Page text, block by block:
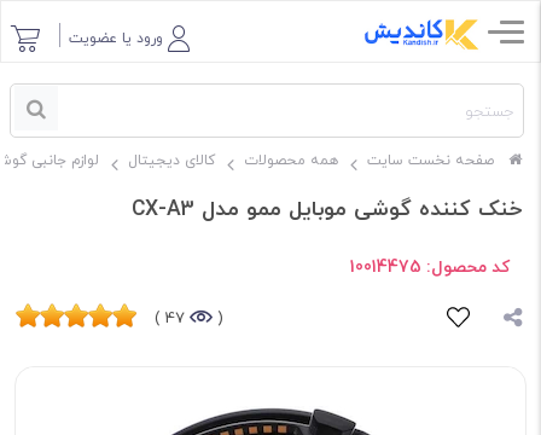
ورود یا عضویت
صفحه نخست سایت همه محصولات کالای دیجیتال لوازم جانبی
خنک کننده گوشی موبایل ممو مدل CX-A3
کد محصول: 10014475
(
47 )